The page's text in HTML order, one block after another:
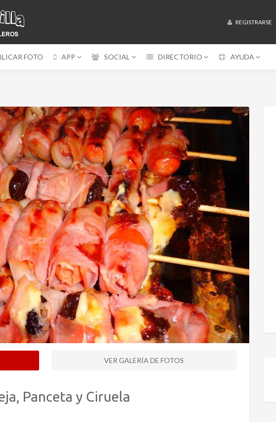
REGISTRARSE
FOTO APP SOCIAL DIRECTORIO AYUDA
VER GALERÍA DE FOTOS
Panceta y Ciruela